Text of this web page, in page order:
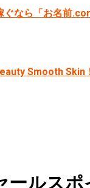
なら「お名前
Smooth Skin
ールス